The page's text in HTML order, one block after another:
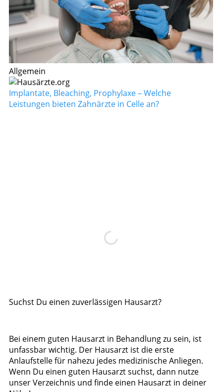
Allgemein
Implantate, Bleaching, Prophylaxe – Welche
Leistungen bieten Zahnärzte in Celle an?
Suchst Du einen zuverlässigen Hausarzt?
Bei einem guten Hausarzt in Behandlung zu sein, ist
unfassbar wichtig. Der Hausarzt ist die erste
Anlaufstelle für nahezu jedes medizinische Anliegen.
Wenn Du einen guten Hausarzt suchst, dann nutze
unser Verzeichnis und finde einen Hausarzt in deiner